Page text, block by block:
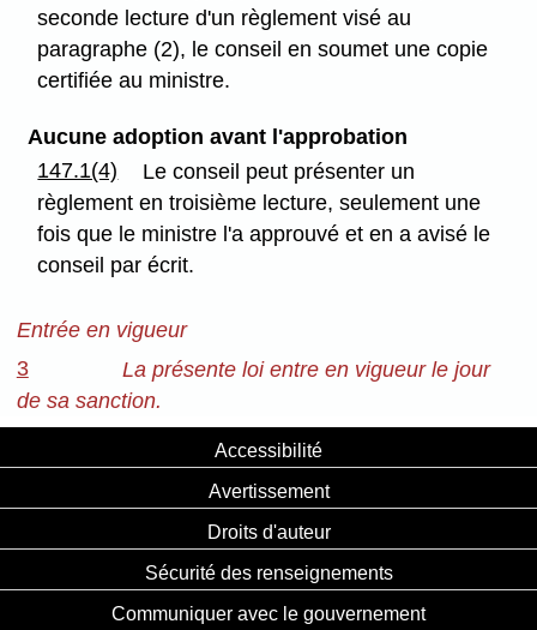
seconde lecture d'un règlement visé au
paragraphe (2), le conseil en soumet une copie
certifiée au ministre.
Aucune adoption avant l'approbation
147.1(4)
Le conseil peut présenter un
règlement en troisième lecture, seulement une
fois que le ministre l'a approuvé et en a avisé le
conseil par écrit.
Entrée en vigueur
3
La présente loi entre en vigueur le jour
de sa sanction.
Accessibilité
Avertissement
Droits d'auteur
Sécurité des renseignements
Communiquer avec le gouvernement